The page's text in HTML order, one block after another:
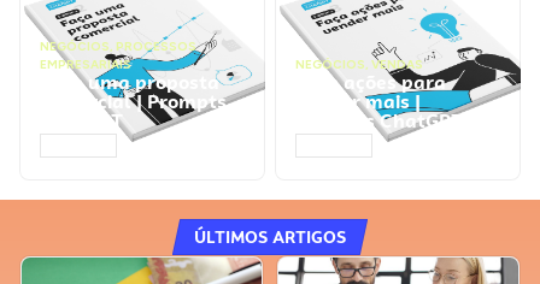
NEGÓCIOS, PROCESSOS
EMPRESARIAIS
Faça uma proposta
comercial | Prompts
ChatGPT
NEGÓCIOS, VENDAS
Faça ações para
vender mais |
Prompts ChatGPT
ÚLTIMOS ARTIGOS